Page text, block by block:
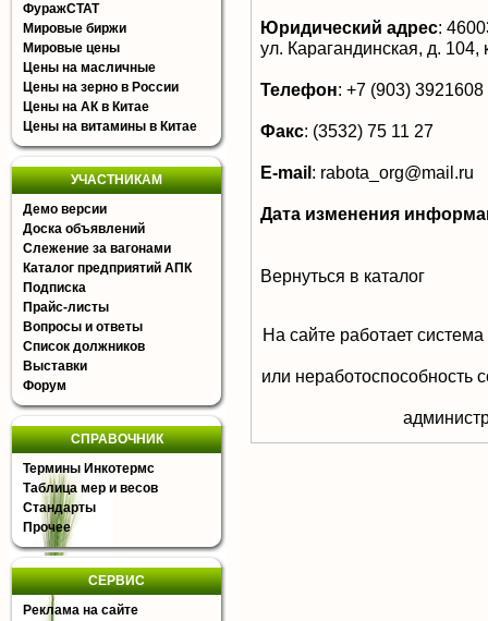
ФуражСТАТ
Мировые биржи
Мировые цены
Цены на масличные
Цены на зерно в России
Цены на АК в Китае
Цены на витамины в Китае
УЧАСТНИКАМ
Демо версии
Доска объявлений
Слежение за вагонами
Каталог предприятий АПК
Подписка
Прайс-листы
Вопросы и ответы
Список должников
Выставки
Форум
СПРАВОЧНИК
Термины Инкотермс
Таблица мер и весов
Стандарты
Прочее
СЕРВИС
Реклама на сайте
Юридический адрес:
ул. Карагандинская, д. 104,
Телефон: +7 (903) 3921608
Факс: (3532) 75 11 27
E-mail: rabota_org@mail.ru
Дата изменения
Вернуться в каталог
На сайте работает
или неработоспособность